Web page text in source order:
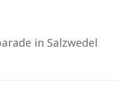
in Salzwedel